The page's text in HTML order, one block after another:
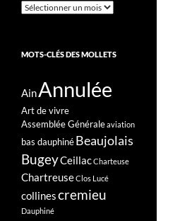
Archives
MOTS-CLÉS DES MOLLETS
AinAnnulée
Art de vivre
Assemblée Généraleaviation
bas dauphinéBeaujolais
BugeyCeillacCharteuse
ChartreuseClos Lucé
collinescremieu
Dauphiné